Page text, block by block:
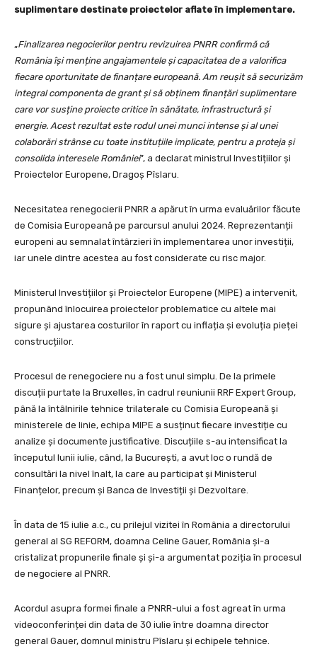
suplimentare destinate proiectelor aflate în implementare.
„Finalizarea negocierilor pentru revizuirea PNRR confirmă că
România își menține angajamentele și capacitatea de a valorifica
fiecare oportunitate de finanțare europeană. Am reușit să securizăm
integral componenta de grant și să obținem finanțări suplimentare
care vor susține proiecte critice în sănătate, infrastructură și
energie. Acest rezultat este rodul unei munci intense și al unei
colaborări strânse cu toate instituțiile implicate, pentru a proteja și
consolida interesele României”, a declarat ministrul Investițiilor și
Proiectelor Europene, Dragoș Pîslaru.
Necesitatea renegocierii PNRR a apărut în urma evaluărilor făcute
de Comisia Europeană pe parcursul anului 2024. Reprezentanții
europeni au semnalat întârzieri în implementarea unor investiții,
iar unele dintre acestea au fost considerate cu risc major.
Ministerul Investițiilor și Proiectelor Europene (MIPE) a intervenit,
propunând înlocuirea proiectelor problematice cu altele mai
sigure și ajustarea costurilor în raport cu inflația și evoluția pieței
construcțiilor.
Procesul de renegociere nu a fost unul simplu. De la primele
discuții purtate la Bruxelles, în cadrul reuniunii RRF Expert Group,
până la întâlnirile tehnice trilaterale cu Comisia Europeană și
ministerele de linie, echipa MIPE a susținut fiecare investiție cu
analize și documente justificative. Discuțiile s-au intensificat la
începutul lunii iulie, când, la București, a avut loc o rundă de
consultări la nivel înalt, la care au participat și Ministerul
Finanțelor, precum și Banca de Investiții și Dezvoltare.
În data de 15 iulie a.c., cu prilejul vizitei în România a directorului
general al SG REFORM, doamna Celine Gauer, România și-a
cristalizat propunerile finale și și-a argumentat poziția în procesul
de negociere al PNRR.
Acordul asupra formei finale a PNRR-ului a fost agreat în urma
videoconferinței din data de 30 iulie între doamna director
general Gauer, domnul ministru Pîslaru și echipele tehnice.